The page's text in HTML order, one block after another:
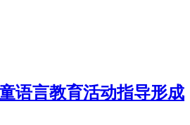
语言教育活动指导形成